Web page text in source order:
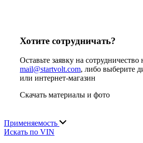
Хотите сотрудничать?
Оставьте заявку на сотрудничество
mail@startvolt.com, либо выберите
или интернет-магазин
Скачать материалы и фото
Применяемость
Искать по VIN